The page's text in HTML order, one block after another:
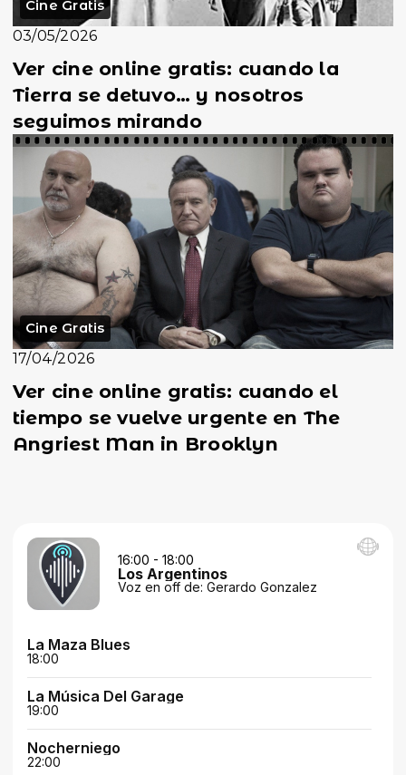
Cine Gratis
03/05/2026
Ver cine online gratis: cuando la
Tierra se detuvo… y nosotros
seguimos mirando
Cine Gratis
17/04/2026
Ver cine online gratis: cuando el
tiempo se vuelve urgente en The
Angriest Man in Brooklyn